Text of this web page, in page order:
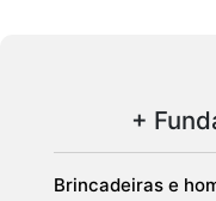
+
Brincadeiras e